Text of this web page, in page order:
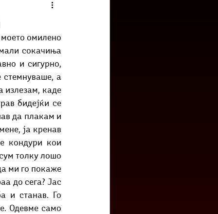
моето омилено
сокачиња
и сигурно,
стемнуваше, а
излезам, каде
бидејќи се
да плакам и
ја кренав
кондури кои
толку лошо
ми го покаже
до сега? Јас
и станав. Го
Одевме само